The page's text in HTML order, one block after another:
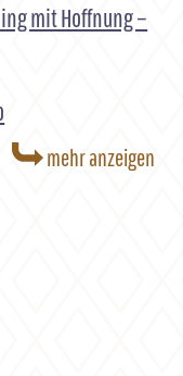
mit Hoffnung –
mehr anzeigen